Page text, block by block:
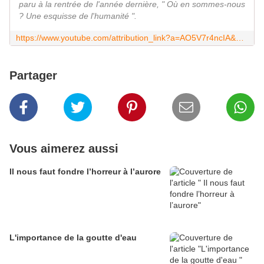
paru à la rentrée de l'année dernière, " Où en sommes-nous
? Une esquisse de l'humanité ".
Partager
Vous aimerez aussi
Il nous faut fondre l’horreur à l’aurore
L'importance de la goutte d'eau